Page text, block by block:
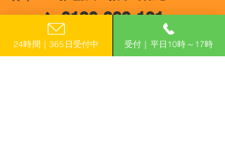
大分
事業費補助金（国内事業
申請枠）〈3次募集〉
0120-399-121
（平日10:00−17:00）
24時間｜365日受付中 受付｜平日10時～17時